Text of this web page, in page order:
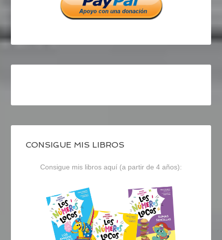
CONSIGUE MIS LIBROS
Consigue mis libros aquí (a partir de 4 años):